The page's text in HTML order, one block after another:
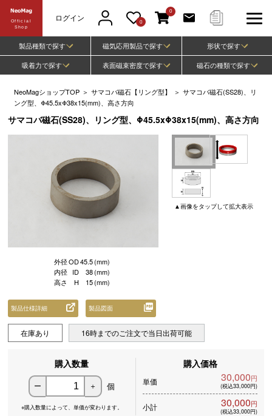
Official
Shop
ログイン 0
0
製品種類で探す 磁気応用製品で探す
形状で探す
吸着力で探す
表面磁束密度で探す 磁石の種類で探す
NeoMagショップTOP ＞ サマコバ磁石【リング型】 ＞ サマコバ磁石(SS28)、リ
ング型、Φ45.5xΦ38x15(mm)、高さ方向
サマコバ磁石(SS28)、リング型、Φ45.5xΦ38x15(mm)、高さ方向
▲画像をタップして拡大表示
外径OD45.5(mm)
内径 ID 38(mm)
高さ
H 15(mm)
製品仕様詳細 製品図面
在庫あり 16時までのご注文で当日出荷可能
購入数量
ー ＋ 個
※購入数量によって、 単価が変わります。
購入価格
単価 30,000円
(税込33,000円)
小計 30,000円
(税込33,000円)